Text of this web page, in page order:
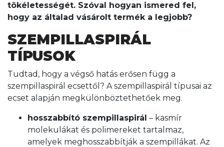
tökéletességét. Szóval hogyan ismered fel,
hogy az általad vásárolt termék a legjobb?
SZEMPILLASPIRÁL
TÍPUSOK
Tudtad, hogy a végső hatás erősen függ a
szempillaspirál ecsettől? A szempillaspirál típusai az
ecset alapján megkülönböztethetőek meg.
hosszabbító szempillaspirál – kasmír
molekulákat és polimereket tartalmaz,
amelyek meghosszabbítják a szempillákat. Az